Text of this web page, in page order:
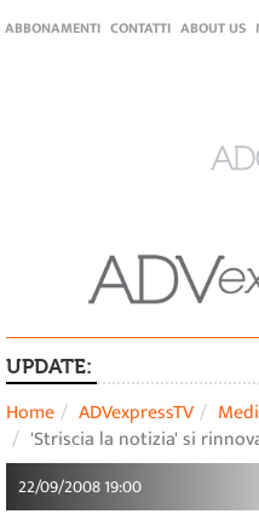
ABBONAMENTI CONTATTI ABOUT US
UPDATE:
Home ADVexpressTV
'Striscia la notizia' si
22/09/2008 19:00